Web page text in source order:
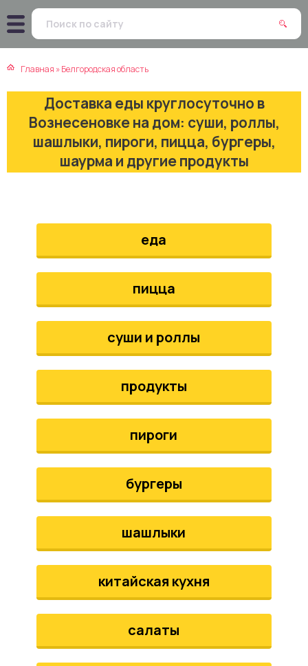
Главная »Белгородская область
Доставка еды круглосуточно в
Вознесеновке на дом: суши, роллы,
шашлыки, пироги, пицца, бургеры,
шаурма и другие продукты
еда
пицца
суши и роллы
продукты
пироги
бургеры
шашлыки
китайская кухня
салаты
кухня
кухня